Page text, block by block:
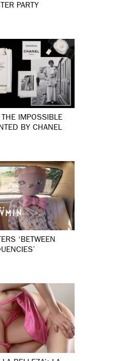
PARTY
THE IMPOSSIBLE
BY CHANEL
‘BETWEEN